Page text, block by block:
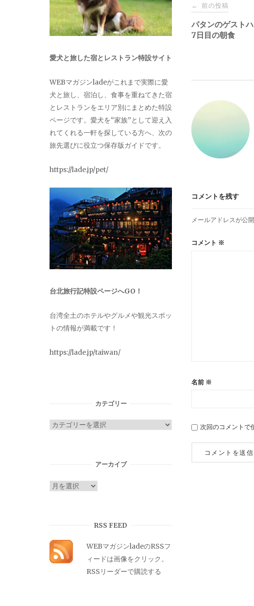
稿
ゲ
ー
シ
ン
← 前の投稿
パタンのゲスト
7日目の朝食
コメントを残す
メールアドレスが公
コメント ※
名前 ※
次回のコメントで
愛犬と旅した宿とレストラン特設サイト
WEBマガジンladeがこれまで実際に愛
犬と旅し、宿泊し、食事を重ねてきた宿
とレストランをエリア別にまとめた特設
ページです。愛犬を“家族”として迎え入
れてくれる一軒を探している方へ、次の
旅先選びに役立つ保存版ガイドです。
https://lade.jp/pet/
台北旅行記特設ページへGO！
台湾全土のホテルやグルメや観光スポッ
トの情報が満載です！
https://lade.jp/taiwan/
カテゴリー
カ
アーカイブ
ア
RSS FEED
WEBマガジンladeのRSSフ
ィードは画像をクリック。
RSSリーダーで購読する